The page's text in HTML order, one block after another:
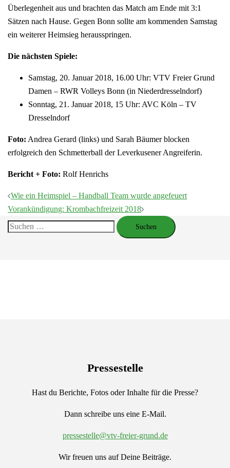
Überlegenheit aus und brachten das Match am Ende mit 3:1
Sätzen nach Hause. Gegen Bonn sollte am kommenden Samstag
ein weiterer Heimsieg herausspringen.
Die nächsten Spiele:
Samstag, 20. Januar 2018, 16.00 Uhr: VTV Freier Grund
Damen – RWR Volleys Bonn (in Niederdresselndorf)
Sonntag, 21. Januar 2018, 15 Uhr: AVC Köln – TV
Dresselndorf
Foto: Andrea Gerard (links) und Sarah Bäumer blocken
erfolgreich den Schmetterball der Leverkusener Angreiferin.
Bericht + Foto: Rolf Henrichs
Beitragsnavigation
Wie ein Heimspiel – Handball Team wurde angefeuert
Vorankündigung: Krombachfreizeit 2018
Suchen
Pressestelle
Hast du Berichte, Fotos oder Inhalte für die Presse?
Dann schreibe uns eine E-Mail.
pressestelle@vtv-freier-grund.de
Wir freuen uns auf Deine Beiträge.